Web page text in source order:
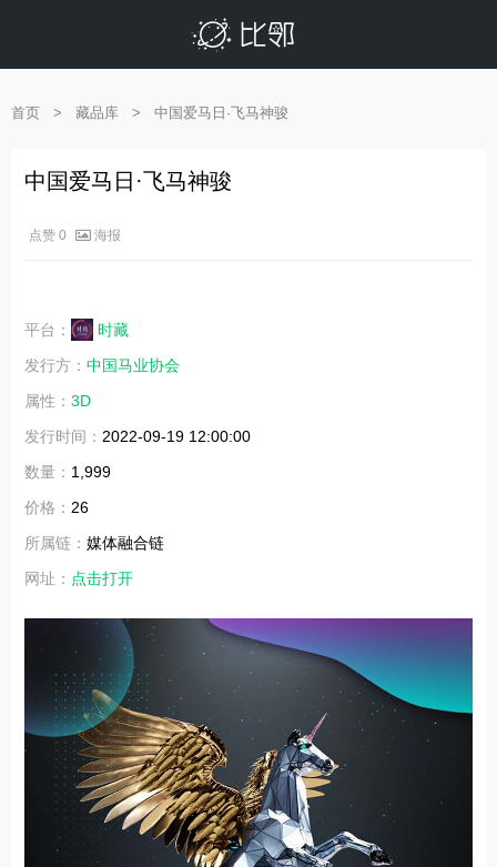
首页 > 藏品库 > 中国爱马日·飞马神骏
中国爱马日·飞马神骏
点赞 0 海报
平台：
时藏
发行方： 中国马业协会
属性： 3D
发行时间： 2022-09-19 12:00:00
数量： 1,999
价格： 26
所属链： 媒体融合链
网址： 点击打开